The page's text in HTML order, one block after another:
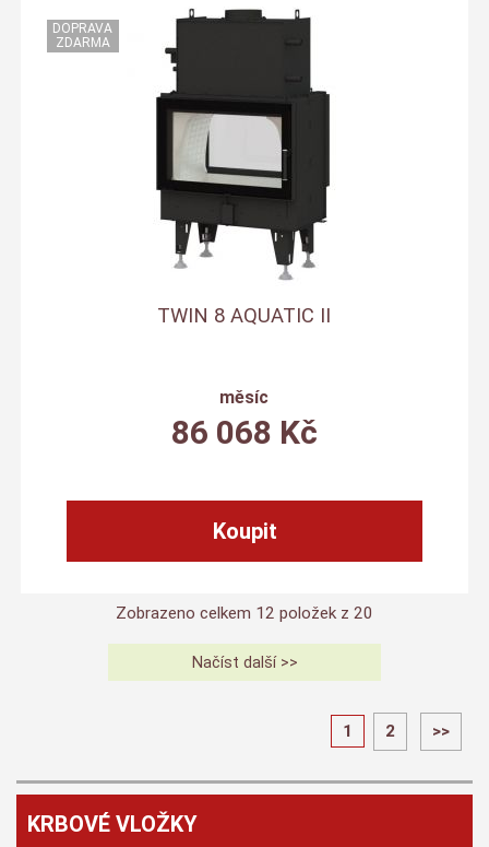
TWIN 8 AQUATIC II
měsíc
86 068 Kč
Zobrazeno celkem 12 položek z 20
1 2 >>
KRBOVÉ VLOŽKY